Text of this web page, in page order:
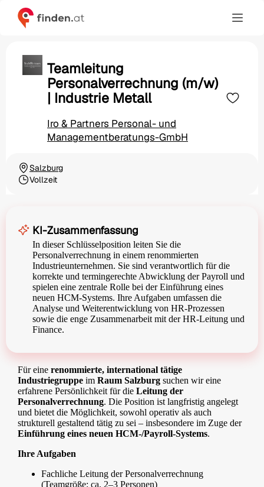
Teamleitung
Personalverrechnung (m/w)
| Industrie Metall
Iro & Partners Personal- und
Managementberatungs-GmbH
Ortschaft
Salzburg
Beschäftigungsart
Vollzeit
KI-Zusammenfassung
In dieser Schlüsselposition leiten Sie die
Personalverrechnung in einem renommierten
Industrieunternehmen. Sie sind verantwortlich für die
korrekte und termingerechte Abwicklung der Payroll und
spielen eine zentrale Rolle bei der Einführung eines
neuen HCM-Systems. Ihre Aufgaben umfassen die
Analyse und Weiterentwicklung von HR-Prozessen
sowie die enge Zusammenarbeit mit der HR-Leitung und
Finance.
Für eine renommierte, international tätige
Industriegruppe im Raum Salzburg suchen wir eine
erfahrene Persönlichkeit für die Leitung der
Personalverrechnung. Die Position ist langfristig angelegt
und bietet die Möglichkeit, sowohl operativ als auch
strukturell gestaltend tätig zu sei – insbesondere im Zuge der
Einführung eines neuen HCM-/Payroll-Systems.
Ihre Aufgaben
Fachliche Leitung der Personalverrechnung
(Teamgröße: ca. 2–3 Personen)